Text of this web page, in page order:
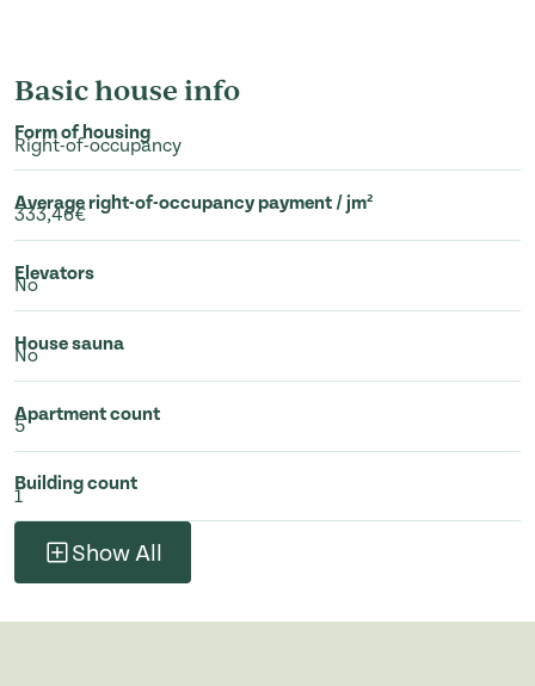
Basic house info
Form of housing
Right-of-occupancy
Average right-of-occupancy payment / jm²
333,46€
Elevators
No
House sauna
No
Apartment count
5
Building count
1
Show All